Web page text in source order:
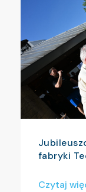
fabryki
Czytaj